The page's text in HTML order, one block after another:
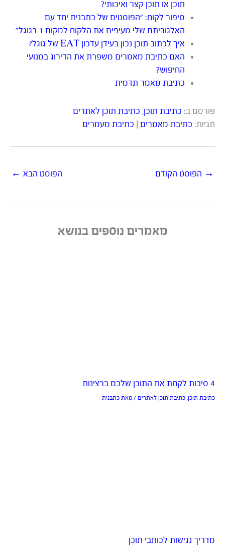
תוכן או תוכן קצר ואיכותי?
סיפור לקוח: “הפוסטים של כתבנית יחד עם
האלגוריתם שלי מעיפים את הלקוח למקום 1 בגוגל”
איך לכתוב תוכן נכון בעידן עדכון EAT של גוגל?
האם כתיבת מאמרים משפרת את הדירוג במנועי
החיפוש?
כתיבת מאמר תדמית
פורסם ב: כתיבת תוכן, כתיבת תוכן לאתרים
תגיות: כתיבת מאמרים כתיבת מעמרים
→ הפוסט הקודם הפוסט הבא ←
מאמרים נוספים בנושא
4 סיבות לקחת את התוכן שלכם ברצינות
כתיבת תוכן, כתיבת תוכן לאתרים / מאת כתבנית
מדריך נגישות לכותבי תוכן